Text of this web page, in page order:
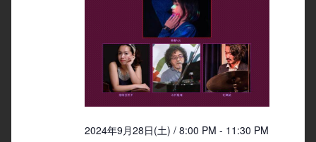
2024年9月28日(土) / 8:00 PM - 11:30 PM